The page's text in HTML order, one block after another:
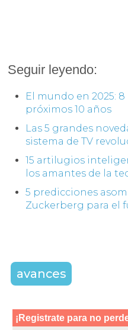
Seguir leyendo:
El mundo en 2025:
próximos 10 años
Las 5 grandes
sistema de TV
15 artilugios
los amantes de la
5 predicciones
Zuckerberg para el
avances